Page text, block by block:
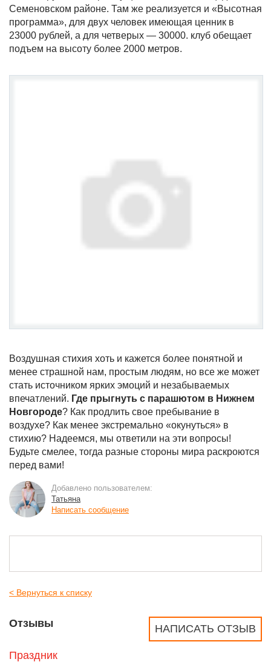
Семеновском районе. Там же реализуется и «Высотная
программа», для двух человек имеющая ценник в
23000 рублей, а для четверых — 30000. клуб обещает
подъем на высоту более 2000 метров.
Воздушная стихия хоть и кажется более понятной и
менее страшной нам, простым людям, но все же может
стать источником ярких эмоций и незабываемых
впечатлений. Где прыгнуть с парашютом в Нижнем
Новгороде? Как продлить свое пребывание в
воздухе? Как менее экстремально «окунуться» в
стихию? Надеемся, мы ответили на эти вопросы!
Будьте смелее, тогда разные стороны мира раскроются
перед вами!
Добавлено пользователем:
Татьяна
Написать сообщение
< Вернуться к списку
НАПИСАТЬ ОТЗЫВ
Отзывы
Праздник